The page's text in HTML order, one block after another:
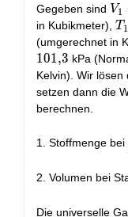
Gegeben sind
=
V1
in Kubikmeter),
=
T 1
(umgerechnet in
101,3 kPa
Kelvin). Wir lösen
setzen dann die
berechnen.
1. Stoffmenge
2. Volumen bei
Die universelle